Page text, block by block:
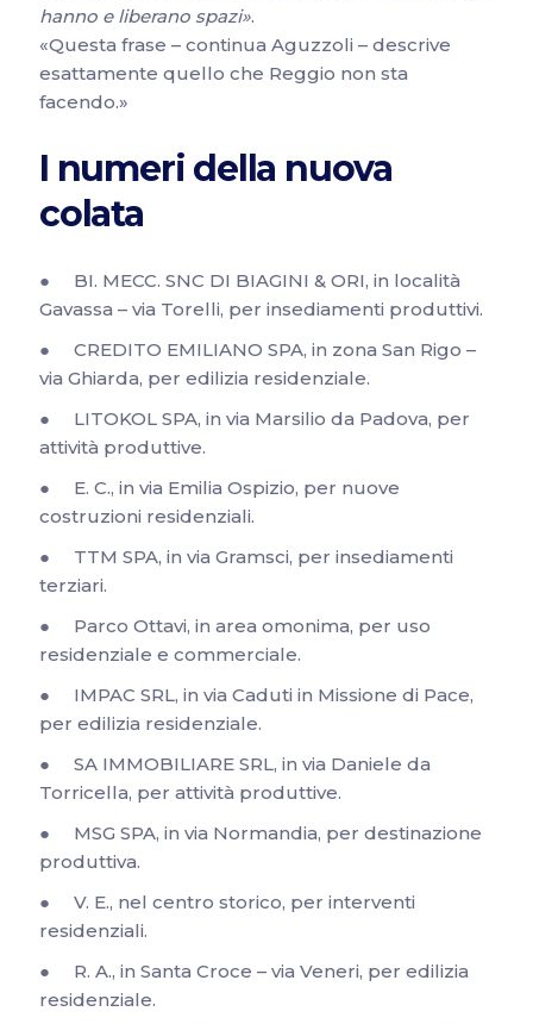
hanno e liberano spazi».
«Questa frase – continua Aguzzoli – descrive
esattamente quello che Reggio non sta
facendo.»
I numeri della nuova
colata
● BI. MECC. SNC DI BIAGINI & ORI, in località
Gavassa – via Torelli, per insediamenti produttivi.
● CREDITO EMILIANO SPA, in zona San Rigo –
via Ghiarda, per edilizia residenziale.
● LITOKOL SPA, in via Marsilio da Padova, per
attività produttive.
● E. C., in via Emilia Ospizio, per nuove
costruzioni residenziali.
● TTM SPA, in via Gramsci, per insediamenti
terziari.
● Parco Ottavi, in area omonima, per uso
residenziale e commerciale.
● IMPAC SRL, in via Caduti in Missione di Pace,
per edilizia residenziale.
● SA IMMOBILIARE SRL, in via Daniele da
Torricella, per attività produttive.
● MSG SPA, in via Normandia, per destinazione
produttiva.
● V. E., nel centro storico, per interventi
residenziali.
● R. A., in Santa Croce – via Veneri, per edilizia
residenziale.